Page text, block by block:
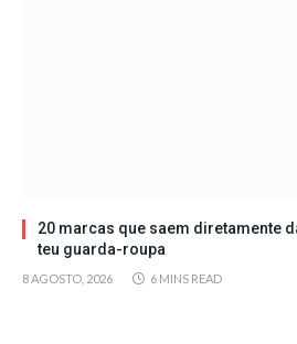
20 marcas que saem diretamente
teu guarda-roupa
8 AGOSTO, 2026 6 MINS READ